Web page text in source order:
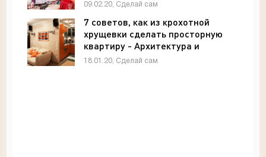
09.02.20, Сделай сам
7 советов, как из крохотной
хрущевки сделать просторную
квартиру - Архитектура и
интерьер
18.01.20, Сделай сам